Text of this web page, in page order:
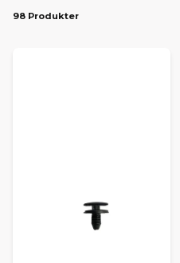
98 Produkter